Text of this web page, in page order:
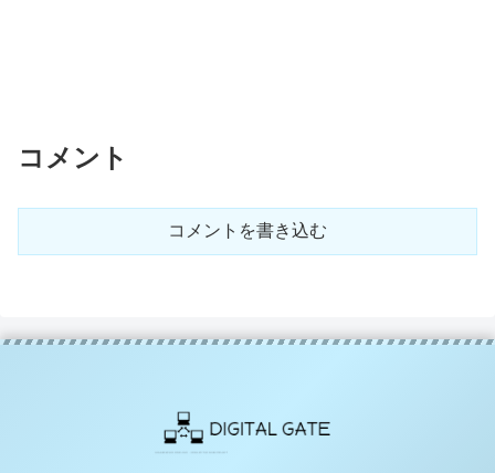
コメント
コメントを書き込む